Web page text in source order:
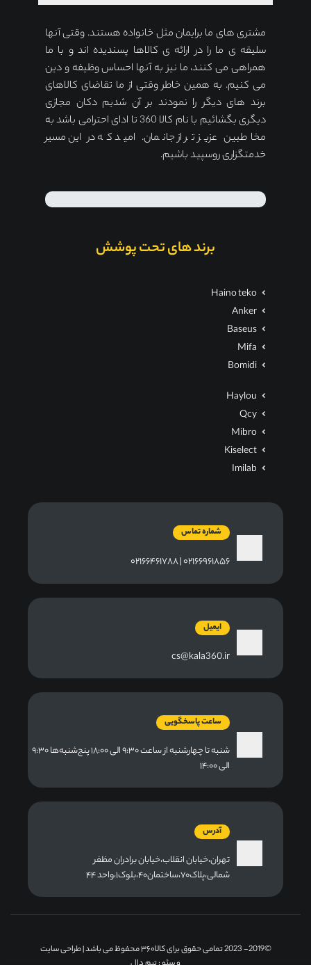
مشتری های ما برایمان مثل خانواده هستند. وقتی آنها
سلیقه ی ما را در ارائه ی کالاها پسندیده اند و با ما
همراهی می کنند، ما نیز به آنها احساس وظیفه و دین
می کنیم. به همین خاطر وقتی از ما تقاضای کالاهای
برند های دیگر را نمودند بر آن شدیم دکان مجازی
دیگری بگشائیم با نام کالا 360 تا ادای احترامی باشد به
مخاطبین عزیز تر از جانمان. امید که در این مسیر
خدمتگزاری روسپید باشیم.
برند های تحت پوشش
Haino teko
Anker
Baseus
Mifa
Bomidi
Haylou
Qcy
Mibro
Kiselect
Imilab
شماره تماس
۰۲۱۶۶۹۶۱۸۵۶ | ۰۲۱۶۶۴۶۱۷۸۸
ایمیل
cs@kala360.ir
ساعت پاسخگویی
شنبه تا چهارشنبه از ساعت ۹:۳۰ الی ۱۸:۰۰ پنج‌شنبه‌ها ۹:۳۰
الی ۱۴:۰۰
آدرس
تهران،خیابان انقلاب،خیابان برادران مظفر
شمالی،پلاک۷۰،ساختمان۴۰،بلوک۱،واحد ۴۴
©2019- 2023 تمامی حقوق برای کالا۳۶۰ محفوظ می باشد |
طراحی سایت